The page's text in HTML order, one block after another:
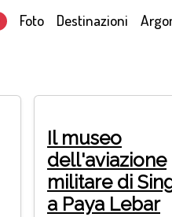
Foto Destinazioni
Il museo
dell'aviazione
militare di
a Paya Lebar